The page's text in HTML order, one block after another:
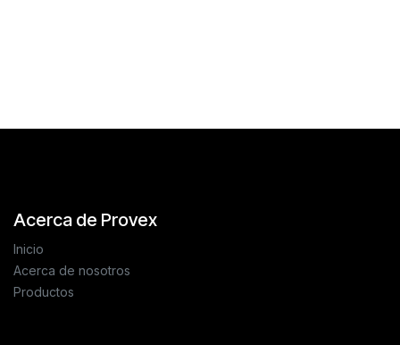
Acerca de Provex
Inicio
Acerca de nosotros
Productos